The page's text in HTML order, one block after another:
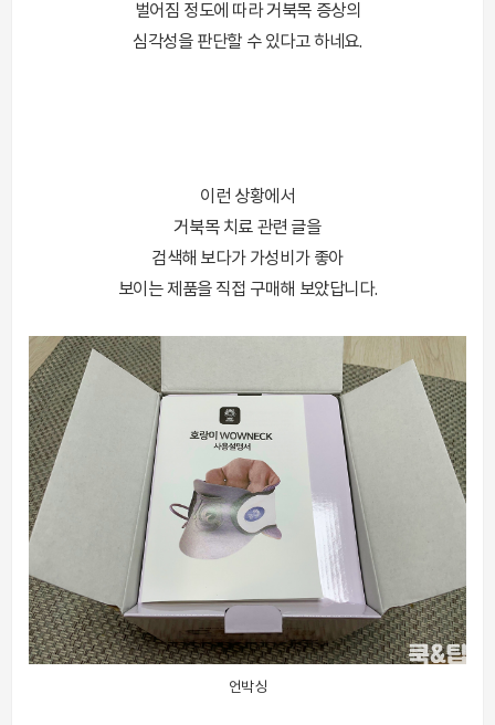
벌어짐 정도에 따라 거북목 증상의
심각성을 판단할 수 있다고 하네요.
이런 상황에서
거북목 치료 관련 글을
검색해 보다가 가성비가 좋아
보이는 제품을 직접 구매해 보았답니다.
언박싱